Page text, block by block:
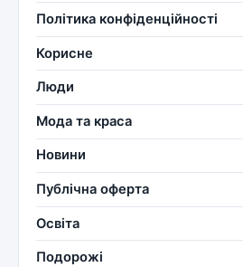
Політика конфіденційності
Корисне
Люди
Мода та краса
Новини
Публічна оферта
Освіта
Подорожі